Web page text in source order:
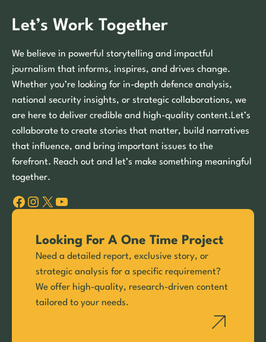
Let’s Work Together
We believe in powerful storytelling and impactful
journalism that informs, inspires, and drives change.
Whether you’re looking for in-depth defence analysis,
national security insights, or strategic collaborations, we
are here to deliver credible and high-quality content.Let’s
collaborate to create stories that matter, build narratives
that influence, and bring important issues to the
forefront. Reach out and let’s make something meaningful
together.
Facebook Instagram X YouTube
Looking For A One Time Project
Need a detailed report, exclusive story, or
strategic analysis for a specific requirement?
We offer high-quality, research-driven content
tailored to your needs.